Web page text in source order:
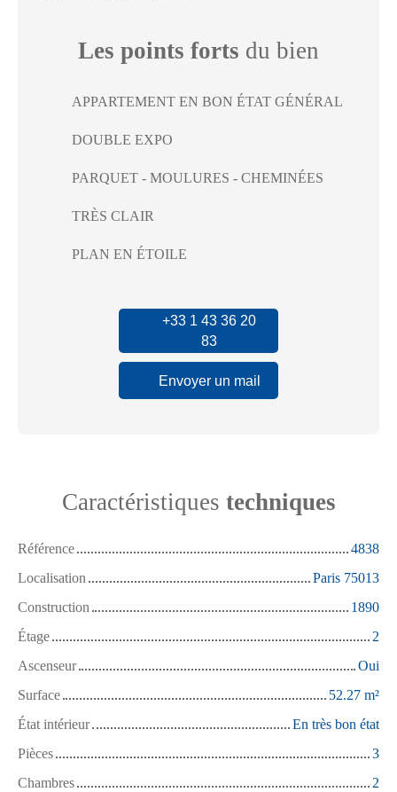
Les points forts du bien
APPARTEMENT EN BON ÉTAT GÉNÉRAL
DOUBLE EXPO
PARQUET - MOULURES - CHEMINÉES
TRÈS CLAIR
PLAN EN ÉTOILE
+33 1 43 36 20
83
Envoyer un mail
Caractéristiques techniques
Référence
4838
Localisation
Paris 75013
Construction
1890
Étage
2
Ascenseur
Oui
Surface
52.27 m²
État intérieur
En très bon état
Pièces
3
Chambres
2